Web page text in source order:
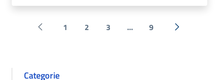
Pagina precedente
1 2 3 9 Successiva
Categorie